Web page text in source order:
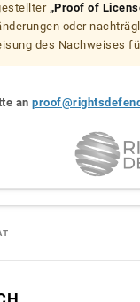
„Proof of
oder
des Nachweises
an